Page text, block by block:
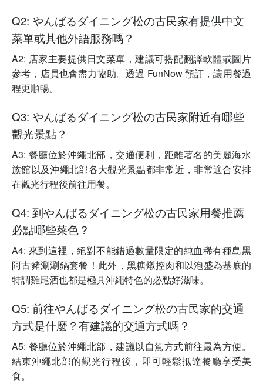
Q2: やんばるダイニング松の古民家有提供中文
菜單或其他外語服務嗎？
A2: 店家主要提供日文菜單，建議可搭配翻譯軟體或圖片
參考，店員也會盡力協助。透過 FunNow 預訂，讓用餐過
程更順暢。
Q3: やんばるダイニング松の古民家附近有哪些
觀光景點？
A3: 餐廳位於沖繩北部，交通便利，距離著名的美麗海水
族館以及沖繩北部各大觀光景點都非常近，非常適合安排
在觀光行程後前往用餐。
Q4: 到やんばるダイニング松の古民家用餐推薦
必點哪些菜色？
A4: 來到這裡，絕對不能錯過數量限定的純血稀有種島黑
阿古豬涮涮鍋套餐！此外，黑糖燉控肉和以泡盛為基底的
特調雞尾酒也都是極具沖繩特色的必點好滋味。
Q5: 前往やんばるダイニング松の古民家的交通
方式是什麼？有建議的交通方式嗎？
A5: 餐廳位於沖繩北部，建議以自駕方式前往最為方便。
結束沖繩北部的觀光行程後，即可輕鬆抵達餐廳享受美
食。